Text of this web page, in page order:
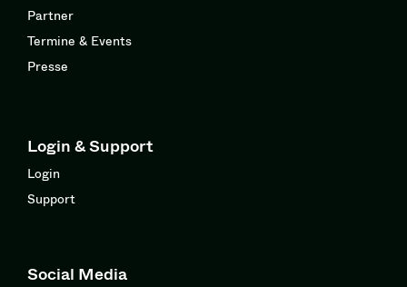
Partner
Termine & Events
Presse
Login & Support
Login
Support
Social Media